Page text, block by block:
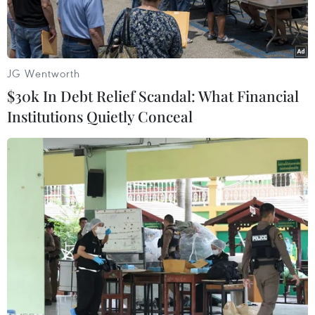
Mẫu Samsung Galaxy S21. (Ảnh: Trusted Review)
Hãng điện tử Samsung Electroncis ngày 14/1 đã
ra mắt dòng điện thoại thông minh Galaxy S21,
với mức giá thấp hơn 200 USD so với dòng điện
thoại đời trước.
Khách hàng Mỹ đã có thể đặt hàng mẫu S21,
JG Wentworth
$30k In Debt Relief Scandal: What Financial
Institutions Quietly Conceal